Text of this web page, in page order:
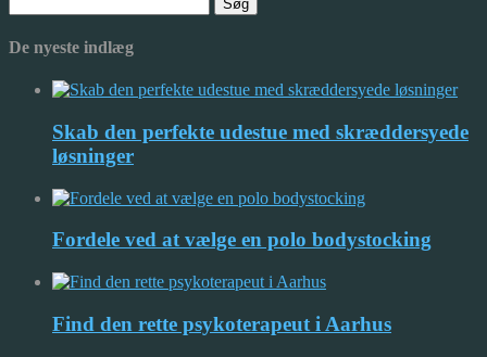
efter:
De nyeste indlæg
Skab den perfekte udestue med skræddersyede
løsninger
Fordele ved at vælge en polo bodystocking
Find den rette psykoterapeut i Aarhus